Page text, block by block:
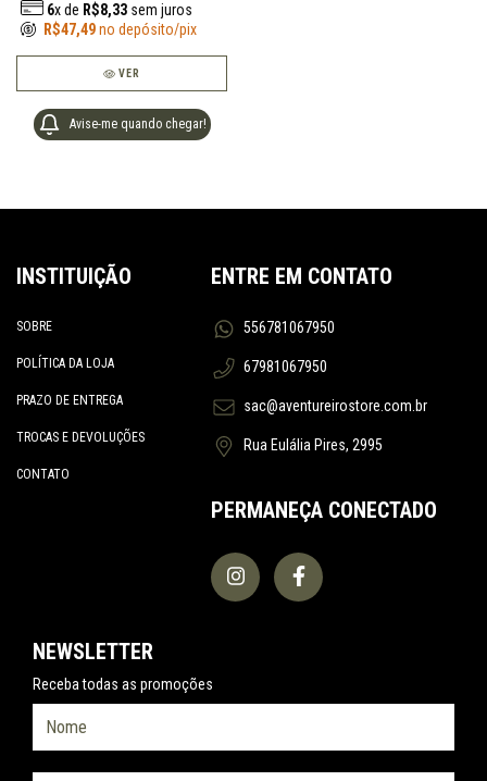
6x de R$8,33sem juros
R$47,49no depósito/pix
VER
Avise-me quando chegar!
INSTITUIÇÃO
SOBRE
POLÍTICA DA LOJA
PRAZO DE ENTREGA
TROCAS E DEVOLUÇÕES
CONTATO
ENTRE EM CONTATO
556781067950
67981067950
sac@aventureirostore.com.br
Rua Eulália Pires, 2995
PERMANEÇA CONECTADO
NEWSLETTER
Receba todas as promoções